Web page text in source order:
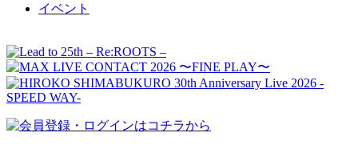
イベント